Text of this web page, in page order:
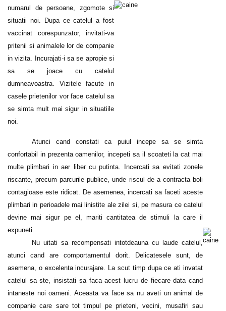
numarul de persoane, zgomote si
situatii noi. Dupa ce catelul a fost
vaccinat corespunzator, invitati-va
pritenii si animalele lor de companie
in vizita. Incurajati-i sa se apropie si
sa se joace cu catelul
dumneavoastra. Vizitele facute in
casele prietenilor vor face catelul sa
se simta mult mai sigur in situatiile
noi.
Atunci cand constati ca puiul incepe sa se simta
confortabil in prezenta oamenilor, incepeti sa il scoateti la cat mai
multe plimbari in aer liber cu putinta. Incercati sa evitati zonele
riscante, precum parcurile publice, unde riscul de a contracta boli
contagioase este ridicat. De asemenea, incercati sa faceti aceste
plimbari in perioadele mai linistite ale zilei si, pe masura ce catelul
devine mai sigur pe el, mariti cantitatea de stimuli la care il
expuneti.
Nu uitati sa recompensati intotdeauna cu laude catelul,
atunci cand are comportamentul dorit. Delicatesele sunt, de
asemena, o excelenta incurajare. La scut timp dupa ce ati invatat
catelul sa ste, insistati sa faca acest lucru de fiecare data cand
intaneste noi oameni. Aceasta va face sa nu aveti un animal de
companie care sare tot timpul pe prieteni, vecini, musafiri sau